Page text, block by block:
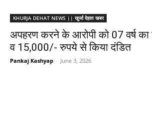
KHURJA DEHAT NEWS || खुर्जा देहात खबर
अपहरण करने के आरोपी को 07 वर्ष का
व 15,000/- रुपये से किया दंडित
Pankaj Kashyap - June 3, 2026